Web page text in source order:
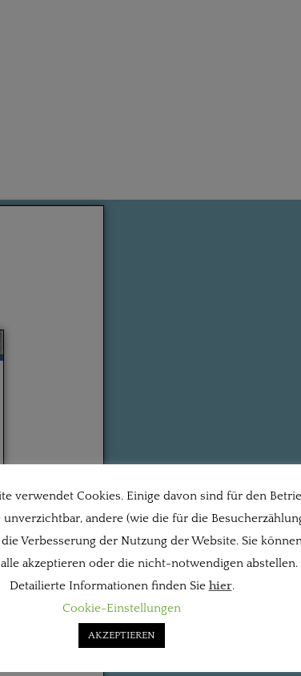
Der
steht.
vor allem
verwendet Cookies. Einige davon sind für den
unverzichtbar, andere (wie die für die
Verbesserung der Nutzung der Website. Sie
akzeptieren oder die nicht-notwendigen abstellen.
Detailierte Informationen finden Sie hier.
Cookie-Einstellungen
AKZEPTIEREN